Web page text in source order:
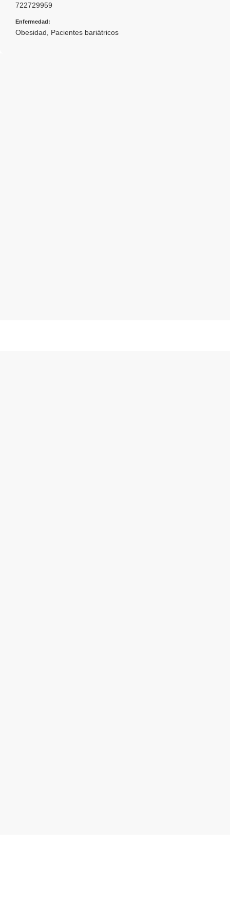
722729959
Enfermedad:
Obesidad Pacientes bariátricos